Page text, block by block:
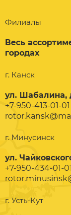
Филиалы
Весь
городах
г. Канск
ул. Шабалина,
+7-950-413-01-01
г. Минусинск
ул.
+7-950-434-01-
г. Усть-Кут